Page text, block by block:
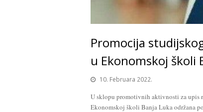
Promocija
u Ekonomskoj školi
10. Februara 2022.
U sklopu promotivnih aktivnosti za upis
Ekonomskoj školi Banja Luka održana